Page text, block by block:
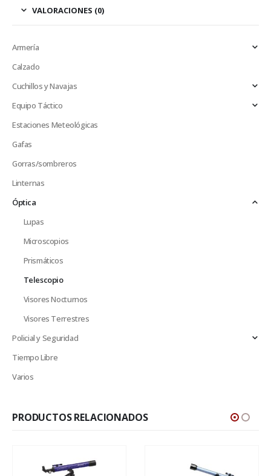
VALORACIONES (0)
Armería
Calzado
Cuchillos y Navajas
Equipo Táctico
Estaciones Meteológicas
Gafas
Gorras/sombreros
Linternas
Óptica
Lupas
Microscopios
Prismáticos
Telescopio
Visores Nocturnos
Visores Terrestres
Policial y Seguridad
Tiempo Libre
Varios
PRODUCTOS RELACIONADOS